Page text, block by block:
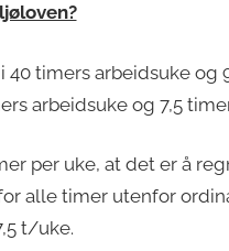
timers arbeidsuke og
arbeidsuke og 7,5
per uke, at det er å
alle timer utenfor
t/uke.